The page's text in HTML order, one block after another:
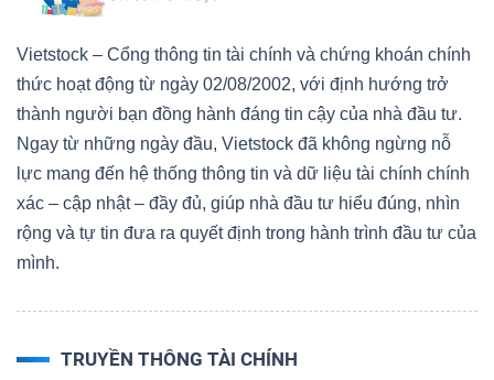
Vietstock – Cổng thông tin tài chính và chứng khoán chính
thức hoạt động từ ngày 02/08/2002, với định hướng trở
thành người bạn đồng hành đáng tin cậy của nhà đầu tư.
Ngay từ những ngày đầu, Vietstock đã không ngừng nỗ
lực mang đến hệ thống thông tin và dữ liệu tài chính chính
xác – cập nhật – đầy đủ, giúp nhà đầu tư hiểu đúng, nhìn
rộng và tự tin đưa ra quyết định trong hành trình đầu tư của
mình.
TRUYỀN THÔNG TÀI CHÍNH